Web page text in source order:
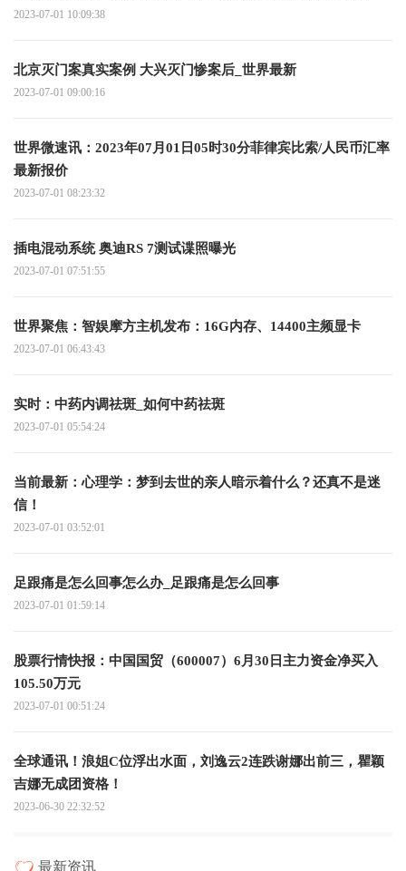
2023-07-01 10:09:38
北京灭门案真实案例 大兴灭门惨案后_世界最新
2023-07-01 09:00:16
世界微速讯：2023年07月01日05时30分菲律宾比索/人民币汇率
最新报价
2023-07-01 08:23:32
插电混动系统 奥迪RS 7测试谍照曝光
2023-07-01 07:51:55
世界聚焦：智娱摩方主机发布：16G内存、14400主频显卡
2023-07-01 06:43:43
实时：中药内调祛斑_如何中药祛斑
2023-07-01 05:54:24
当前最新：心理学：梦到去世的亲人暗示着什么？还真不是迷
信！
2023-07-01 03:52:01
足跟痛是怎么回事怎么办_足跟痛是怎么回事
2023-07-01 01:59:14
股票行情快报：中国国贸（600007）6月30日主力资金净买入
105.50万元
2023-07-01 00:51:24
全球通讯！浪姐C位浮出水面，刘逸云2连跌谢娜出前三，瞿颖
吉娜无成团资格！
2023-06-30 22:32:52
最新资讯